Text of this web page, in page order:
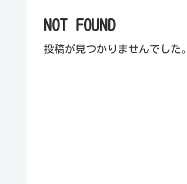
NOT FOUND
投稿が見つかりませんでした。